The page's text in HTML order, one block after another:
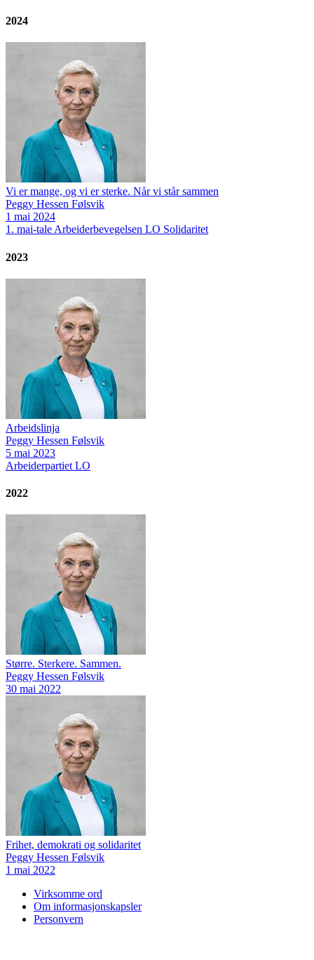
2024
Vi er mange, og vi er sterke. Når vi står sammen
Peggy Hessen Følsvik
1 mai 2024
1. mai-tale Arbeiderbevegelsen LO Solidaritet
2023
Arbeidslinja
Peggy Hessen Følsvik
5 mai 2023
Arbeiderpartiet LO
2022
Større. Sterkere. Sammen.
Peggy Hessen Følsvik
30 mai 2022
Frihet, demokrati og solidaritet
Peggy Hessen Følsvik
1 mai 2022
Virksomme ord
Om informasjonskapsler
Personvern